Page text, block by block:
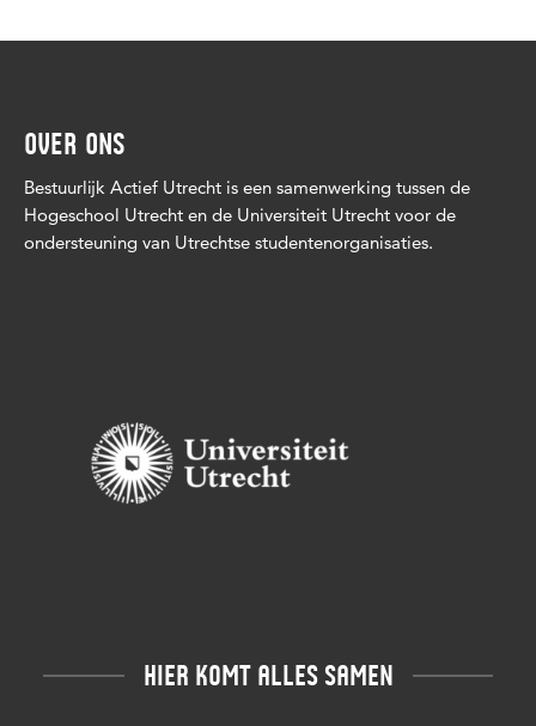
OVER ONS
Bestuurlijk Actief Utrecht is een samenwerking tussen de
Hogeschool Utrecht en de Universiteit Utrecht voor de
ondersteuning van Utrechtse studentenorganisaties.
HIER KOMT ALLES SAMEN